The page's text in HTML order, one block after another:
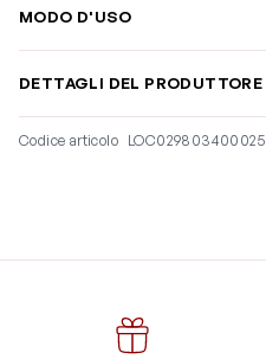
MODO D'USO
DETTAGLI DEL PRODUTTORE
Codice articolo LOC029803400025